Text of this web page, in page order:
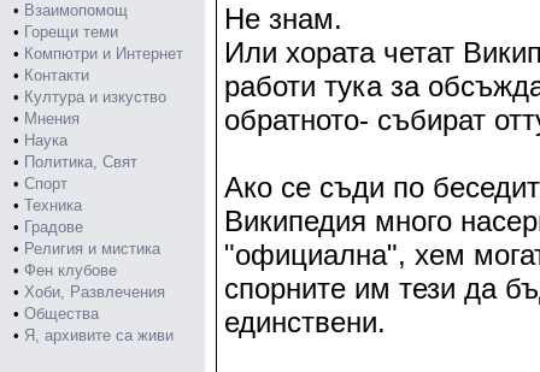
• Взаимопомощ
• Горещи теми
• Компютри и Интернет
• Контакти
• Култура и изкуство
• Мнения
• Наука
• Политика, Свят
• Спорт
• Техника
• Градове
• Религия и мистика
• Фен клубове
• Хоби, Развлечения
• Общества
• Я, архивите са живи
Не знам.
Или хората четат
работи тука за
обратното- събират
Ако се съди по
Википедия много
"официална", хем
спорните им тези да
единствени.